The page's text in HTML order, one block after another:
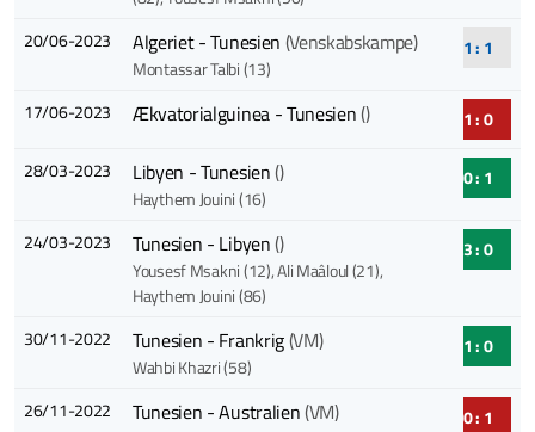
20/06-2023
Algeriet - Tunesien (Venskabskampe)
Montassar Talbi (13)
1 : 1
17/06-2023 Ækvatorialguinea - Tunesien() 1 : 0
28/03-2023 Libyen - Tunesien()
Haythem Jouini (16)
0 : 1
24/03-2023 Tunesien - Libyen()
Yousesf Msakni (12), Ali Maâloul (21),
Haythem Jouini (86)
3 : 0
30/11-2022 Tunesien - Frankrig(VM)
Wahbi Khazri (58)
1 : 0
26/11-2022 Tunesien - Australien(VM) 0 : 1